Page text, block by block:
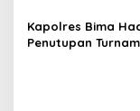
Kapolres Bima
Penutupan